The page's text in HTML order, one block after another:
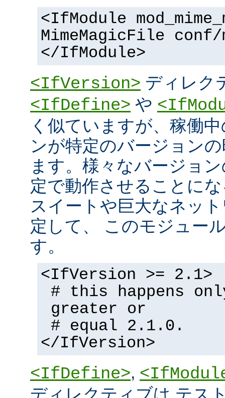
<IfModule
MimeMagicFile conf/
</IfModule>
<IfVersion> ディレク
<IfDefine> や
く似ていますが、稼働
ンが特定のバージョン
ます。様々なバージョ
定で動作させることに
スイートや巨大なネッ
定して、 このモジュー
す。
<IfVersion >= 2.1>
# this happens
greater or
# equal 2.1.0.
</IfVersion>
<IfDefine>,
ディレクティブは テス